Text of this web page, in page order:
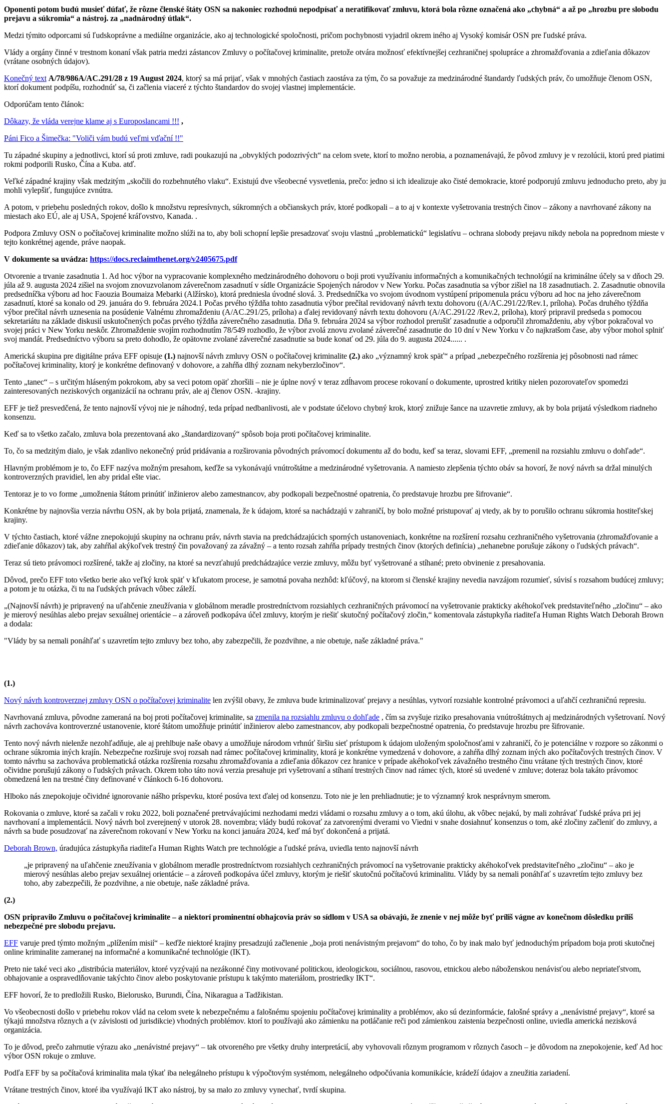
Oponenti potom budú musieť dúfať, že rôzne členské štáty OSN sa nakoniec rozhodnú nepodpísať a neratifikovať zmluvu, ktorá bola rôzne označená ako „chybná“ a až po „hrozbu pre slobodu
prejavu a súkromia“ a nástroj. za „nadnárodný útlak“.
Medzi týmito odporcami sú ľudskoprávne a mediálne organizácie, ako aj technologické spoločnosti, pričom pochybnosti vyjadril okrem iného aj Vysoký komisár OSN pre ľudské práva.
Vlády a orgány činné v trestnom konaní však patria medzi zástancov Zmluvy o počítačovej kriminalite, pretože otvára možnosť efektívnejšej cezhraničnej spolupráce a zhromažďovania a zdieľania dôkazov
(vrátane osobných údajov).
Konečný text A/78/986A/AC.291/28 z 19 August 2024, ktorý sa má prijať, však v mnohých častiach zaostáva za tým, čo sa považuje za medzinárodné štandardy ľudských práv, čo umožňuje členom OSN,
ktorí dokument podpíšu, rozhodnúť sa, či začlenia viaceré z týchto štandardov do svojej vlastnej implementácie.
Odporúčam tento článok:
Dôkazy, že vláda verejne klame aj s Europoslancami !!! ,
Páni Fico a Šimečka: "Voliči vám budú veľmi vďační !!"
Tu západné skupiny a jednotlivci, ktorí sú proti zmluve, radi poukazujú na „obvyklých podozrivých“ na celom svete, ktorí to možno nerobia, a poznamenávajú, že pôvod zmluvy je v rezolúcii, ktorú pred piatimi
rokmi podporili Rusko, Čína a Kuba. atď.
Veľké západné krajiny však medzitým „skočili do rozbehnutého vlaku“. Existujú dve všeobecné vysvetlenia, prečo: jedno si ich idealizuje ako čisté demokracie, ktoré podporujú zmluvu jednoducho preto, aby ju
mohli vylepšiť, fungujúce zvnútra.
A potom, v priebehu posledných rokov, došlo k množstvu represívnych, súkromných a občianskych práv, ktoré podkopali – a to aj v kontexte vyšetrovania trestných činov – zákony a navrhované zákony na
miestach ako EÚ, ale aj USA, Spojené kráľovstvo, Kanada. .
Podpora Zmluvy OSN o počítačovej kriminalite možno slúži na to, aby boli schopní lepšie presadzovať svoju vlastnú „problematickú“ legislatívu – ochrana slobody prejavu nikdy nebola na poprednom mieste v
tejto konkrétnej agende, práve naopak.
V dokumente sa uvádza: https://docs.reclaimthenet.org/v2405675.pdf
Otvorenie a trvanie zasadnutia 1. Ad hoc výbor na vypracovanie komplexného medzinárodného dohovoru o boji proti využívaniu informačných a komunikačných technológií na kriminálne účely sa v dňoch 29.
júla až 9. augusta 2024 zišiel na svojom znovuzvolanom záverečnom zasadnutí v sídle Organizácie Spojených národov v New Yorku. Počas zasadnutia sa výbor zišiel na 18 zasadnutiach. 2. Zasadnutie obnovila
predsedníčka výboru ad hoc Faouzia Boumaiza Mebarki (Alžírsko), ktorá predniesla úvodné slová. 3. Predsedníčka vo svojom úvodnom vystúpení pripomenula prácu výboru ad hoc na jeho záverečnom
zasadnutí, ktoré sa konalo od 29. januára do 9. februára 2024.1 Počas prvého týždňa tohto zasadnutia výbor prečítal revidovaný návrh textu dohovoru ((A/AC.291/22/Rev.1, príloha). Počas druhého týždňa
výbor prečítal návrh uznesenia na posúdenie Valnému zhromaždeniu (A/AC.291/25, príloha) a ďalej revidovaný návrh textu dohovoru (A/AC.291/22 /Rev.2, príloha), ktorý pripravil predseda s pomocou
sekretariátu na základe diskusií uskutočnených počas prvého týždňa záverečného zasadnutia. Dňa 9. februára 2024 sa výbor rozhodol prerušiť zasadnutie a odporučil zhromaždeniu, aby výbor pokračoval vo
svojej práci v New Yorku neskôr. Zhromaždenie svojím rozhodnutím 78/549 rozhodlo, že výbor zvolá znovu zvolané záverečné zasadnutie do 10 dní v New Yorku v čo najkratšom čase, aby výbor mohol splniť
svoj mandát. Predsedníctvo výboru sa preto dohodlo, že opätovne zvolané záverečné zasadnutie sa bude konať od 29. júla do 9. augusta 2024...... .
Americká skupina pre digitálne práva EFF opisuje (1.) najnovší návrh zmluvy OSN o počítačovej kriminalite (2.) ako „významný krok späť“ a prípad „nebezpečného rozšírenia jej pôsobnosti nad rámec
počítačovej kriminality, ktorý je konkrétne definovaný v dohovore, a zahŕňa dlhý zoznam nekyberzločinov“.
Tento „tanec“ – s určitým hláseným pokrokom, aby sa veci potom opäť zhoršili – nie je úplne nový v teraz zdĺhavom procese rokovaní o dokumente, uprostred kritiky nielen pozorovateľov spomedzi
zainteresovaných neziskových organizácií na ochranu práv, ale aj členov OSN. -krajiny.
EFF je tiež presvedčená, že tento najnovší vývoj nie je náhodný, teda prípad nedbanlivosti, ale v podstate účelovo chybný krok, ktorý znižuje šance na uzavretie zmluvy, ak by bola prijatá výsledkom riadneho
konsenzu.
Keď sa to všetko začalo, zmluva bola prezentovaná ako „štandardizovaný“ spôsob boja proti počítačovej kriminalite.
To, čo sa medzitým dialo, je však zdanlivo nekonečný prúd pridávania a rozširovania pôvodných právomocí dokumentu až do bodu, keď sa teraz, slovami EFF, „premenil na rozsiahlu zmluvu o dohľade“.
Hlavným problémom je to, čo EFF nazýva možným presahom, keďže sa vykonávajú vnútroštátne a medzinárodné vyšetrovania. A namiesto zlepšenia týchto obáv sa hovorí, že nový návrh sa držal minulých
kontroverzných pravidiel, len aby pridal ešte viac.
Tentoraz je to vo forme „umožnenia štátom prinútiť inžinierov alebo zamestnancov, aby podkopali bezpečnostné opatrenia, čo predstavuje hrozbu pre šifrovanie“.
Konkrétne by najnovšia verzia návrhu OSN, ak by bola prijatá, znamenala, že k údajom, ktoré sa nachádzajú v zahraničí, by bolo možné pristupovať aj vtedy, ak by to porušilo ochranu súkromia hostiteľskej
krajiny.
V týchto častiach, ktoré vážne znepokojujú skupiny na ochranu práv, návrh stavia na predchádzajúcich sporných ustanoveniach, konkrétne na rozšírení rozsahu cezhraničného vyšetrovania (zhromažďovanie a
zdieľanie dôkazov) tak, aby zahŕňal akýkoľvek trestný čin považovaný za závažný – a tento rozsah zahŕňa prípady trestných činov (ktorých definícia) „nehanebne porušuje zákony o ľudských právach“.
Teraz sú tieto právomoci rozšírené, takže aj zločiny, na ktoré sa nevzťahujú predchádzajúce verzie zmluvy, môžu byť vyšetrované a stíhané; preto obvinenie z presahovania.
Dôvod, prečo EFF toto všetko berie ako veľký krok späť v kľukatom procese, je samotná povaha nezhôd: kľúčový, na ktorom si členské krajiny nevedia navzájom rozumieť, súvisí s rozsahom budúcej zmluvy;
a potom je tu otázka, či tu na ľudských právach vôbec záleží.
„(Najnovší návrh) je pripravený na uľahčenie zneužívania v globálnom meradle prostredníctvom rozsiahlych cezhraničných právomocí na vyšetrovanie prakticky akéhokoľvek predstaviteľného „zločinu“ – ako
je mierový nesúhlas alebo prejav sexuálnej orientácie – a zároveň podkopáva účel zmluvy, ktorým je riešiť skutočný počítačový zločin,“ komentovala zástupkyňa riaditeľa Human Rights Watch Deborah Brown
a dodala:
"Vlády by sa nemali ponáhľať s uzavretím tejto zmluvy bez toho, aby zabezpečili, že pozdvihne, a nie obetuje, naše základné práva."
(1.)
Nový návrh kontroverznej zmluvy OSN o počítačovej kriminalite len zvýšil obavy, že zmluva bude kriminalizovať prejavy a nesúhlas, vytvorí rozsiahle kontrolné právomoci a uľahčí cezhraničnú represiu.
Navrhovaná zmluva, pôvodne zameraná na boj proti počítačovej kriminalite, sa zmenila na rozsiahlu zmluvu o dohľade , čím sa zvyšuje riziko presahovania vnútroštátnych aj medzinárodných vyšetrovaní. Nový
návrh zachováva kontroverzné ustanovenie, ktoré štátom umožňuje prinútiť inžinierov alebo zamestnancov, aby podkopali bezpečnostné opatrenia, čo predstavuje hrozbu pre šifrovanie.
Tento nový návrh nielenže nezohľadňuje, ale aj prehlbuje naše obavy a umožňuje národom vrhnúť širšiu sieť prístupom k údajom uloženým spoločnosťami v zahraničí, čo je potenciálne v rozpore so zákonmi o
ochrane súkromia iných krajín. Nebezpečne rozširuje svoj rozsah nad rámec počítačovej kriminality, ktorá je konkrétne vymedzená v dohovore, a zahŕňa dlhý zoznam iných ako počítačových trestných činov. V
tomto návrhu sa zachováva problematická otázka rozšírenia rozsahu zhromažďovania a zdieľania dôkazov cez hranice v prípade akéhokoľvek závažného trestného činu vrátane tých trestných činov, ktoré
očividne porušujú zákony o ľudských právach. Okrem toho táto nová verzia presahuje pri vyšetrovaní a stíhaní trestných činov nad rámec tých, ktoré sú uvedené v zmluve; doteraz bola takáto právomoc
obmedzená len na trestné činy definované v článkoch 6-16 dohovoru.
Hlboko nás znepokojuje očividné ignorovanie nášho príspevku, ktoré posúva text ďalej od konsenzu. Toto nie je len prehliadnutie; je to významný krok nesprávnym smerom.
Rokovania o zmluve, ktoré sa začali v roku 2022, boli poznačené pretrvávajúcimi nezhodami medzi vládami o rozsahu zmluvy a o tom, akú úlohu, ak vôbec nejakú, by mali zohrávať ľudské práva pri jej
navrhovaní a implementácii. Nový návrh bol zverejnený v utorok 28. novembra; vlády budú rokovať za zatvorenými dverami vo Viedni v snahe dosiahnuť konsenzus o tom, aké zločiny začleniť do zmluvy, a
návrh sa bude posudzovať na záverečnom rokovaní v New Yorku na konci januára 2024, keď má byť dokončená a prijatá.
Deborah Brown, úradujúca zástupkyňa riaditeľa Human Rights Watch pre technológie a ľudské práva, uviedla tento najnovší návrh
„je pripravený na uľahčenie zneužívania v globálnom meradle prostredníctvom rozsiahlych cezhraničných právomocí na vyšetrovanie prakticky akéhokoľvek predstaviteľného „zločinu“ – ako je
mierový nesúhlas alebo prejav sexuálnej orientácie – a zároveň podkopáva účel zmluvy, ktorým je riešiť skutočnú počítačovú kriminalitu. Vlády by sa nemali ponáhľať s uzavretím tejto zmluvy bez
toho, aby zabezpečili, že pozdvihne, a nie obetuje, naše základné práva.
(2.)
OSN pripravilo Zmluvu o počítačovej kriminalite – a niektorí prominentní obhajcovia práv so sídlom v USA sa obávajú, že znenie v nej môže byť príliš vágne av konečnom dôsledku príliš
nebezpečné pre slobodu prejavu.
EFF varuje pred týmto možným „plížením misií“ – keďže niektoré krajiny presadzujú začlenenie „boja proti nenávistným prejavom“ do toho, čo by inak malo byť jednoduchým prípadom boja proti skutočnej
online kriminalite zameranej na informačné a komunikačné technológie (IKT).
Preto nie také veci ako „distribúcia materiálov, ktoré vyzývajú na nezákonné činy motivované politickou, ideologickou, sociálnou, rasovou, etnickou alebo náboženskou nenávisťou alebo nepriateľstvom,
obhajovanie a ospravedlňovanie takýchto činov alebo poskytovanie prístupu k takýmto materiálom, prostriedky IKT“.
EFF hovorí, že to predložili Rusko, Bielorusko, Burundi, Čína, Nikaragua a Tadžikistan.
Vo všeobecnosti došlo v priebehu rokov vlád na celom svete k nebezpečnému a falošnému spojeniu počítačovej kriminality a problémov, ako sú dezinformácie, falošné správy a „nenávistné prejavy“, ktoré sa
týkajú množstva rôznych a (v závislosti od jurisdikcie) vhodných problémov. ktorí to používajú ako zámienku na potláčanie reči pod zámienkou zaistenia bezpečnosti online, uviedla americká nezisková
organizácia.
To je dôvod, prečo zahrnutie výrazu ako „nenávistné prejavy“ – tak otvoreného pre všetky druhy interpretácií, aby vyhovovali rôznym programom v rôznych časoch – je dôvodom na znepokojenie, keď Ad hoc
výbor OSN rokuje o zmluve.
Podľa EFF by sa počítačová kriminalita mala týkať iba nelegálneho prístupu k výpočtovým systémom, nelegálneho odpočúvania komunikácie, krádeží údajov a zneužitia zariadení.
Vrátane trestných činov, ktoré iba využívajú IKT ako nástroj, by sa malo zo zmluvy vynechať, tvrdí skupina.